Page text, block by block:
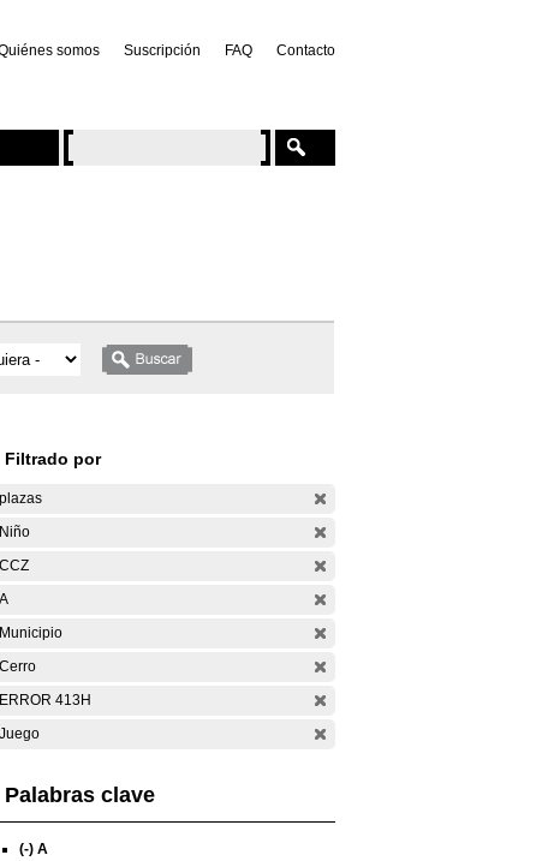
somos Suscripción FAQ Contacto
Filtrado por
plazas
Niño
CCZ
A
Municipio
Cerro
ERROR 413H
Juego
Palabras clave
(-) A